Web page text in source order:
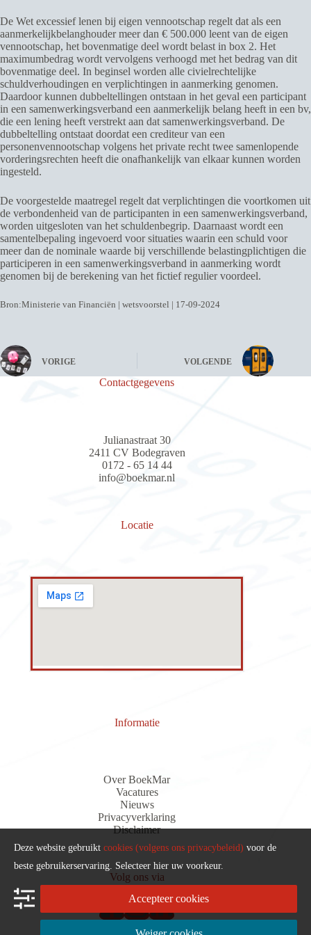
De Wet excessief lenen bij eigen vennootschap regelt dat als een
aanmerkelijkbelanghouder meer dan € 500.000 leent van de eigen
vennootschap, het bovenmatige deel wordt belast in box 2. Het
maximumbedrag wordt vervolgens verhoogd met het bedrag van dit
bovenmatige deel. In beginsel worden alle civielrechtelijke
schuldverhoudingen en verplichtingen in aanmerking genomen.
Daardoor kunnen dubbeltellingen ontstaan in het geval een participant
in een samenwerkingsverband een aanmerkelijk belang heeft in een bv,
die een lening heeft verstrekt aan dat samenwerkingsverband. De
dubbeltelling ontstaat doordat een crediteur van een
personenvennootschap volgens het private recht twee samenlopende
vorderingsrechten heeft die onafhankelijk van elkaar kunnen worden
ingesteld.
De voorgestelde maatregel regelt dat verplichtingen die voortkomen uit
de verbondenheid van de participanten in een samenwerkingsverband,
worden uitgesloten van het schuldenbegrip. Daarnaast wordt een
samentelbepaling ingevoerd voor situaties waarin een schuld voor
meer dan de nominale waarde bij verschillende belastingplichtigen die
participeren in een samenwerkingsverband in aanmerking wordt
genomen bij de berekening van het fictief regulier voordeel.
Bron:Ministerie van Financiën | wetsvoorstel | 17-09-2024
VORIGE VOLGENDE
Contactgegevens
Julianastraat 30
2411 CV Bodegraven
0172 - 65 14 44
info@boekmar.nl
Locatie
Informatie
Over BoekMar
Vacatures
Nieuws
Privacyverklaring
Disclaimer
Volg ons via
Deze website gebruikt cookies (volgens ons privacybeleid) voor de
beste gebruikerservaring. Selecteer hier uw voorkeur.
Accepteer cookies